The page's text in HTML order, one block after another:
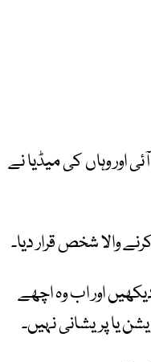
اور وہاں کی میڈیا نے
والا شخص قرار دیا۔
اور اب وہ اچھے
یا پریشانی نہیں۔